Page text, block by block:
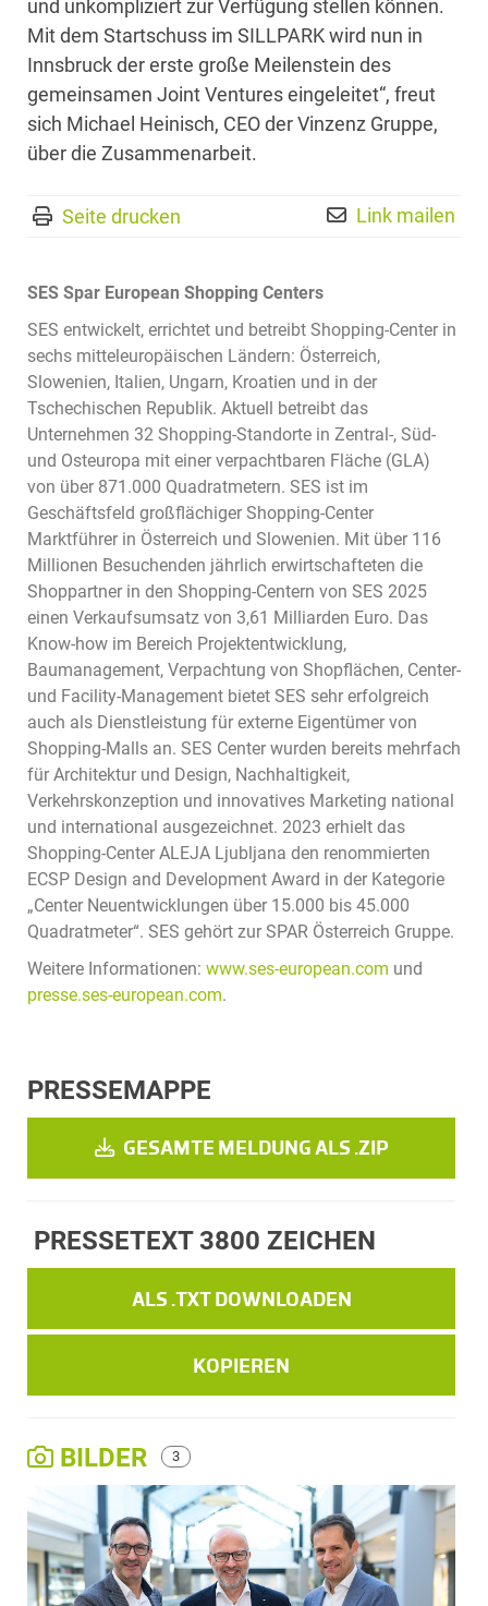
und unkompliziert zur Verfügung stellen können.
Mit dem Startschuss im SILLPARK wird nun in
Innsbruck der erste große Meilenstein des
gemeinsamen Joint Ventures eingeleitet“, freut
sich Michael Heinisch, CEO der Vinzenz Gruppe,
über die Zusammenarbeit.
Seite drucken Link mailen
SES Spar European Shopping Centers
SES entwickelt, errichtet und betreibt Shopping-Center in
sechs mitteleuropäischen Ländern: Österreich,
Slowenien, Italien, Ungarn, Kroatien und in der
Tschechischen Republik. Aktuell betreibt das
Unternehmen 32 Shopping-Standorte in Zentral-, Süd-
und Osteuropa mit einer verpachtbaren Fläche (GLA)
von über 871.000 Quadratmetern. SES ist im
Geschäftsfeld großflächiger Shopping-Center
Marktführer in Österreich und Slowenien. Mit über 116
Millionen Besuchenden jährlich erwirtschafteten die
Shoppartner in den Shopping-Centern von SES 2025
einen Verkaufsumsatz von 3,61 Milliarden Euro. Das
Know-how im Bereich Projektentwicklung,
Baumanagement, Verpachtung von Shopflächen, Center-
und Facility-Management bietet SES sehr erfolgreich
auch als Dienstleistung für externe Eigentümer von
Shopping-Malls an. SES Center wurden bereits mehrfach
für Architektur und Design, Nachhaltigkeit,
Verkehrskonzeption und innovatives Marketing national
und international ausgezeichnet. 2023 erhielt das
Shopping-Center ALEJA Ljubljana den renommierten
ECSP Design and Development Award in der Kategorie
„Center Neuentwicklungen über 15.000 bis 45.000
Quadratmeter“. SES gehört zur SPAR Österreich Gruppe.
Weitere Informationen: www.ses-european.com und
presse.ses-european.com.
PRESSEMAPPE
GESAMTE MELDUNG ALS .ZIP
PRESSETEXT3800 ZEICHEN
ALS .TXT DOWNLOADEN
KOPIEREN
BILDER 3